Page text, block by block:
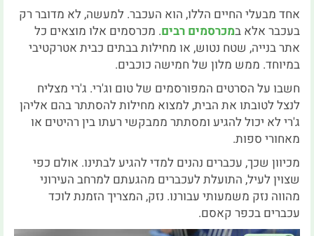
אחד מבעלי החיים הללו, הוא העכבר. למעשה, לא מדובר רק
בעכבר אלא במכרסמים רבים. מכרסמים אלו מוצאים כל
אתר בנייה, שטח נטוש, או מחילות בבתים כבית אטרקטיבי
במיוחד. ממש מלון של חמישה כוכבים.
חשבו על הסרטים המפורסמים של טום וג'רי. ג'רי מצליח
לנצל לטובתו את הבית, למצוא מחילות להסתתר בהם אליהן
ג'רי לא יכול להגיע ומסתתר ממבקשי רעתו בין רהיטים או
מאחורי ספות.
מכיוון שכך, עכברים נהנים למדי להגיע לבתינו. אולם כפי
שצוין לעיל, התועלת לעכברים מהגעתם למרחב העירוני
מהווה נזק משמעותי עבורנו. נזק, המצריך הזמנת לוכד
עכברים בכפר קאסם.